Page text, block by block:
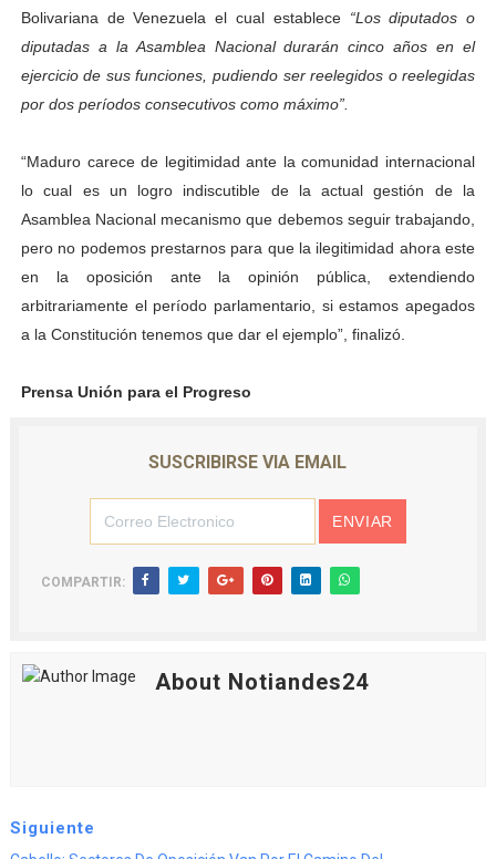
Bolivariana de Venezuela el cual establece “Los diputados o
diputadas a la Asamblea Nacional durarán cinco años en el
ejercicio de sus funciones, pudiendo ser reelegidos o reelegidas
por dos períodos consecutivos como máximo”.
“Maduro carece de legitimidad ante la comunidad internacional
lo cual es un logro indiscutible de la actual gestión de la
Asamblea Nacional mecanismo que debemos seguir trabajando,
pero no podemos prestarnos para que la ilegitimidad ahora este
en la oposición ante la opinión pública, extendiendo
arbitrariamente el período parlamentario, si estamos apegados
a la Constitución tenemos que dar el ejemplo”, finalizó.
Prensa Unión para el Progreso
SUSCRIBIRSE VIA EMAIL
COMPARTIR:
About Notiandes24
Siguiente